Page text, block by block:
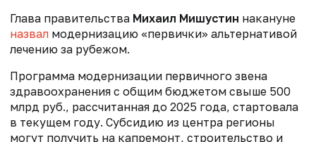
Глава правительства Михаил Мишустин накануне
назвал модернизацию «первички» альтернативой
лечению за рубежом.
Программа модернизации первичного звена
здравоохранения с общим бюджетом свыше 500
млрд руб., рассчитанная до 2025 года, стартовала
в текущем году. Субсидию из центра регионы
могут получить на капремонт, строительство и